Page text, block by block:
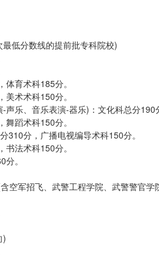
低分数线的提前批专科院校)
育术科185分。
术术科150分。
声乐、音乐表演-器乐)：文化科总分
蹈术科150分。
310分，广播电视编导术科150分。
法术科150分。
。
空军招飞、武警工程学院、武警警官
)